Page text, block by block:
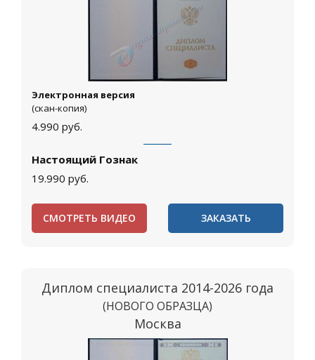
Электронная версия
(скан-копия)
4.990 руб.
Настоящий Гознак
19.990 руб.
СМОТРЕТЬ ВИДЕО ЗАКАЗАТЬ
Диплом специалиста 2014-2026 года
(НОВОГО ОБРАЗЦА)
Москва